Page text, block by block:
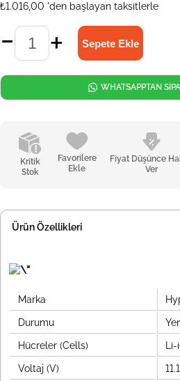
₺1.016,00 'den başlayan taksitlerle
Kritik
Stok
Favorilere
Ekle
Fiyat Düşünce
Ver
WHATSAPPTAN
Ürün Özellikleri
Marka
Durumu
Hücreler (Cells) Li-
Voltaj (V) 11.1